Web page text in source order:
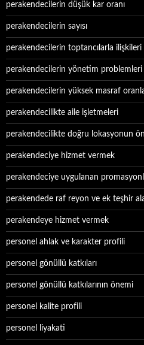
perakendecilerin düşük kar oranı
perakendecilerin sayısı
perakendecilerin toptancılarla ilişkileri
perakendecilerin yönetim problemleri
perakendecilerin yüksek masraf
perakendecilikte aile işletmeleri
perakendecilikte doğru lokasyonun
perakendeciye hizmet vermek
perakendeciye uygulanan
perakendede raf reyon ve ek teşhir
perakendeye hizmet vermek
personel ahlak ve karakter profili
personel gönüllü katkıları
personel gönüllü katkılarının önemi
personel kalite profili
personel liyakati